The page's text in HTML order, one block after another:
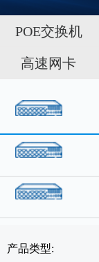
POE交换机
高速网卡
产品类型: